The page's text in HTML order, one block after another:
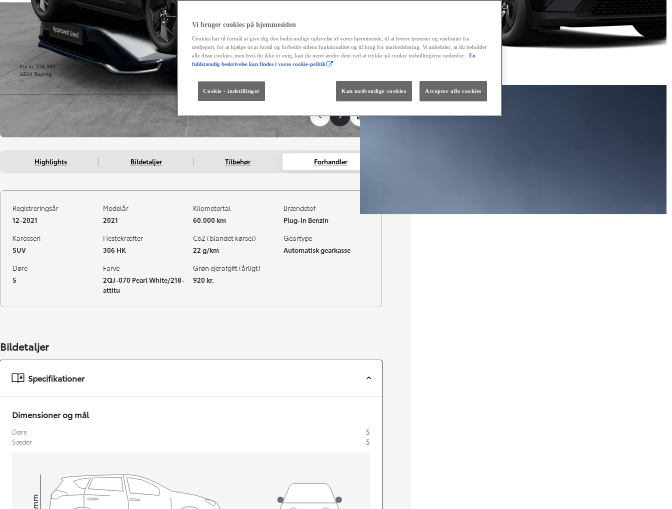
Fra kr. 234.990
bZ4X Touring
EL
The soul lives on.
Highlights Bildetaljer Tilbehør Forhandler
Registreringsår
12-2021
Modelår
2021
Kilometertal
60.000 km
Brændstof
Plug-In Benzin
Karosseri
SUV
Hestekræfter
306 HK
Co2 (blandet kørsel)
22 g/km
Geartype
Automatisk gearkasse
Døre
5
Farve
2QJ-070 Pearl White/218-
attitu
Grøn ejerafgift (årligt)
920 kr.
Bildetaljer
Specifikationer
Dimensioner og mål
Døre
5
Sæder
5
mm
Vi bruger cookies på hjemmesiden
Cookies har til formål at give dig den bedst mulige oplevelse af vores hjemmeside, til at levere tjenester og værktøjer fra
tredjepart, for at hjælpe os at forstå og forbedre sidens funktionalitet og til brug for markedsføring. Vi anbefaler, at du beholder
alle disse cookies, men hvis du ikke er enig, kan du nemt ændre dem ved at trykke på cookie indstillingerne nedenfor.
En
fuldstændig beskrivelse kan findes i vores cookie-politik
Cookie - indstillinger Kun nødvendige cookies Accepter alle cookies